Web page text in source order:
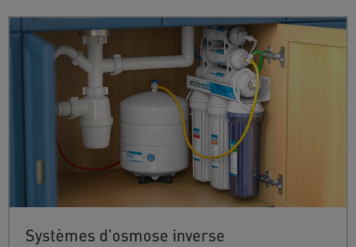
Systèmes d’osmose inverse